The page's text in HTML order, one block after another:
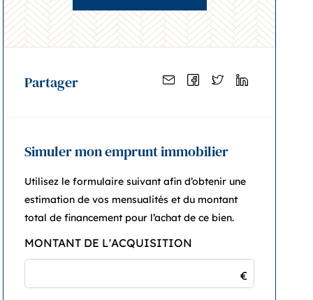
Partager
Simuler mon emprunt immobilier
Utilisez le formulaire suivant afin d’obtenir une
estimation de vos mensualités et du montant
total de financement pour l’achat de ce bien.
MONTANT DE L'ACQUISITION
€